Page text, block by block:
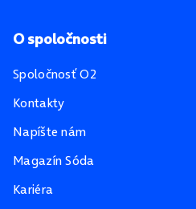
O spoločnosti
Spoločnosť O2
Kontakty
Napíšte nám
Magazín Sóda
Kariéra